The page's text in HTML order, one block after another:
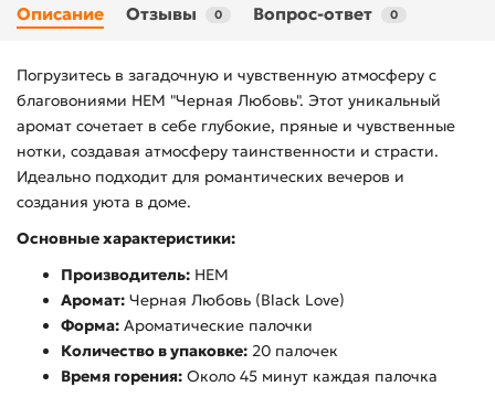
Описание Отзывы 0 Вопрос-ответ 0
Погрузитесь в загадочную и чувственную атмосферу с
благовониями HEM "Черная Любовь". Этот уникальный
аромат сочетает в себе глубокие, пряные и чувственные
нотки, создавая атмосферу таинственности и страсти.
Идеально подходит для романтических вечеров и
создания уюта в доме.
Основные характеристики:
Производитель: HEM
Аромат: Черная Любовь (Black Love)
Форма: Ароматические палочки
Количество в упаковке: 20 палочек
Время горения: Около 45 минут каждая палочка